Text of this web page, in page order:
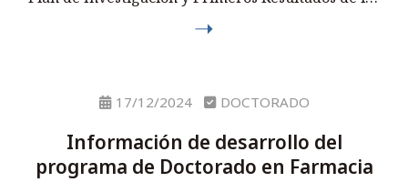
17/12/2024 DOCTORADO
Información de desarrollo del
programa de Doctorado en Farmacia